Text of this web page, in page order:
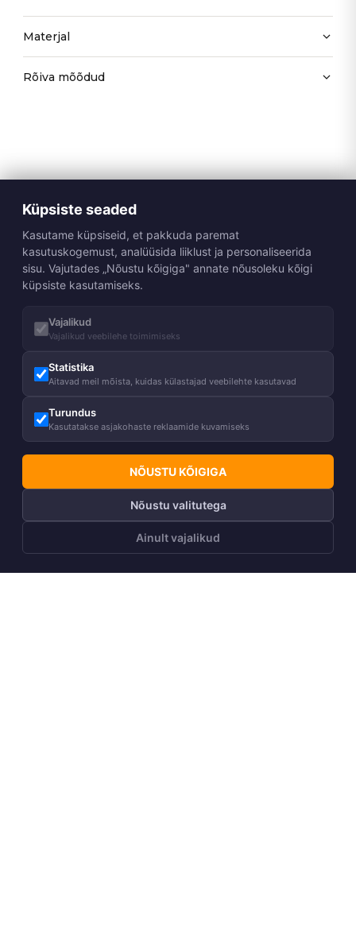
Materjal
Rõiva mõõdud
Küpsiste seaded
Kasutame küpsiseid, et pakkuda paremat
kasutuskogemust, analüüsida liiklust ja personaliseerida
sisu. Vajutades „Nõustu kõigiga" annate nõusoleku kõigi
küpsiste kasutamiseks.
Vajalikud
Vajalikud veebilehe toimimiseks
Statistika
Aitavad meil mõista, kuidas külastajad veebilehte kasutavad
Turundus
Kasutatakse asjakohaste reklaamide kuvamiseks
NÕUSTU KÕIGIGA
Nõustu valitutega
Ainult vajalikud